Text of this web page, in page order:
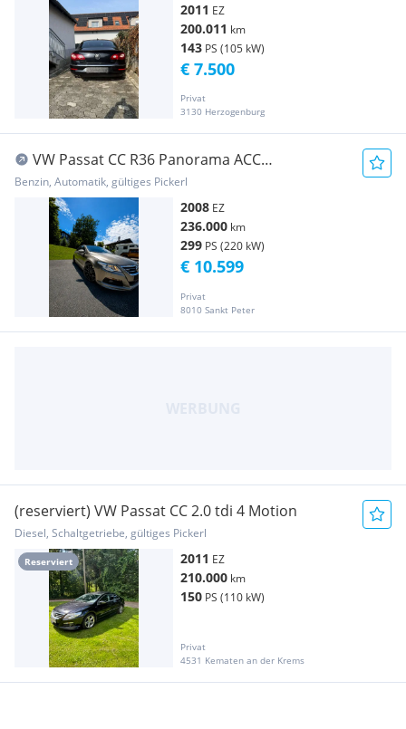
2011 EZ
200.011 km
143 PS (105 kW)
Privat
3130 Herzogenburg
€ 7.500
VW Passat CC R36 Panorama ACC
Spurhalteasystent
Benzin, Automatik, gültiges Pickerl
2008 EZ
236.000 km
299 PS (220 kW)
Privat
8010 Sankt Peter
€ 10.599
Reserviert
(reserviert) VW Passat CC 2.0 tdi 4 Motion
Diesel, Schaltgetriebe, gültiges Pickerl
2011 EZ
210.000 km
150 PS (110 kW)
Privat
4531 Kematen an der Krems